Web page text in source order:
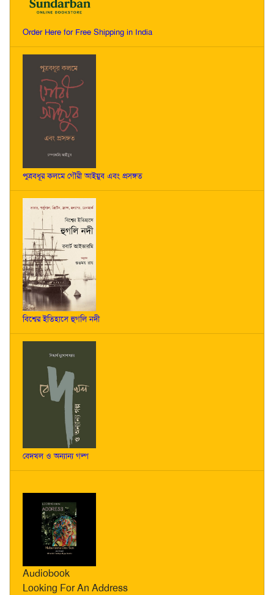
Order Here for Free Shipping in India
পুত্রবধূর কলমে গৌরী আইয়ুব এবং প্রসঙ্গত
বিশ্বের ইতিহাসে হুগলি নদী
বেদখল ও অন্যান্য গল্প
Audiobook
Looking For An Address